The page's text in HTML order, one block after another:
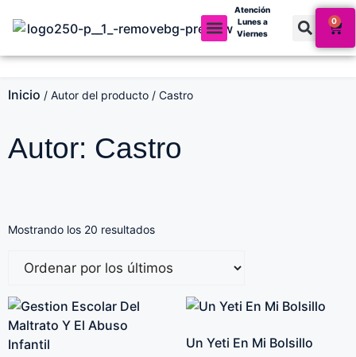
Atención
Lunes a
Viernes
0
Inicio / Autor del producto / Castro
Autor: Castro
Mostrando los 20 resultados
Un Yeti En Mi Bolsillo